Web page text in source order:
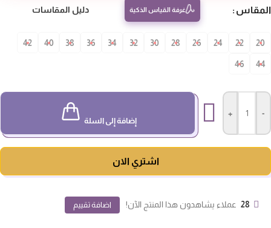
غرفة القياس الذكية دليل المقاسات
20
22
24
26
28
30
32
34
36
38
40
42
44
46
إضافة إلى السلة
اشتري الان
28 عملاء يشاهدون هذا المنتج الآن! اضافة تقييم